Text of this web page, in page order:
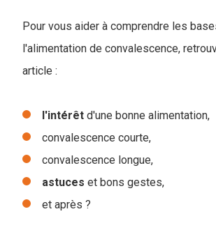
Pour vous aider à comprendre les
l'alimentation de convalescence,
article :
l'intérêt d'une bonne alimentation,
convalescence courte,
convalescence longue,
astuces et bons gestes,
et après ?